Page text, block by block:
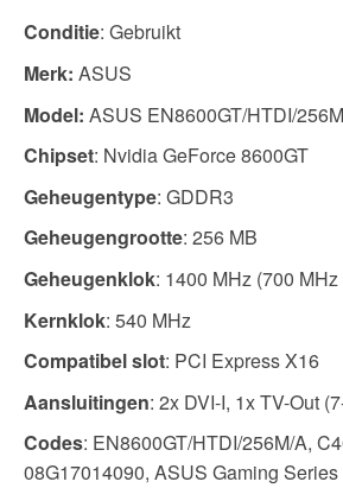
Conditie: Gebruikt
Merk: ASUS
Model: ASUS EN8600GT/HTDI/
Chipset: Nvidia GeForce 8600GT
Geheugentype: GDDR3
Geheugengrootte: 256 MB
Geheugenklok: 1400 MHz (700
Kernklok: 540 MHz
Compatibel slot: PCI Express X16
Aansluitingen: 2x DVI-I, 1x TV-Out
Codes: EN8600GT/HTDI/256M/A,
08G17014090, ASUS Gaming Series